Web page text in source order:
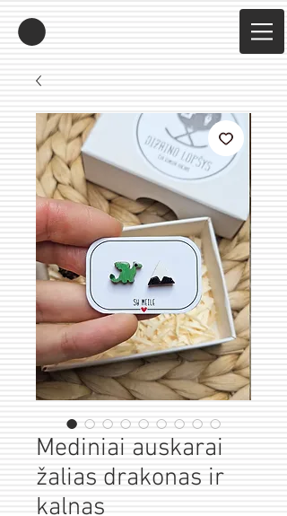
Mediniai auskarai
žalias drakonas ir
kalnas